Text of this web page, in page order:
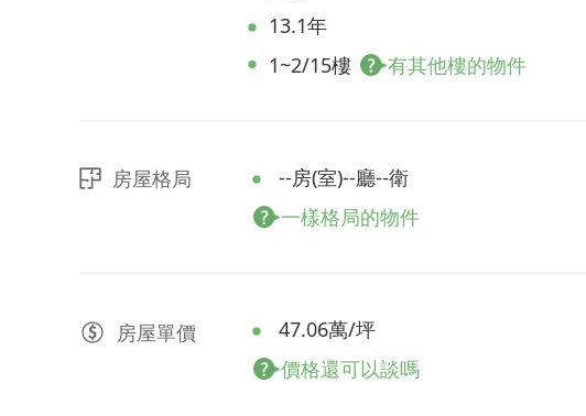
13.1年
1~2/15樓
有其他樓的物件
房屋格局
--房(室)--廳--衛
一樣格局的物件
房屋單價
47.06萬/坪
價格還可以談嗎